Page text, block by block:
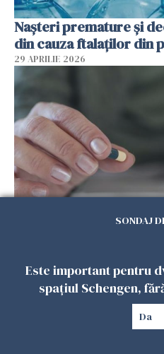
Nașteri premature și
din cauza ftalaților din
29 APRILIE 2026
29 APRILIE 2026
SONDAJ
Este important pentru
spațiul Schengen,
Da